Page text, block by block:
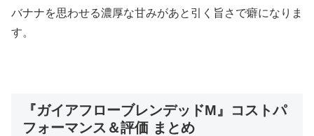
バナナを思わせる濃厚な甘みがあと引く旨さで癖になりま
す。
『ガイアフローブレンデッドM』コストパ
フォーマンス＆評価 まとめ